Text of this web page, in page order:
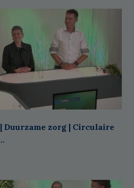
Duurzame zorg | Circulaire